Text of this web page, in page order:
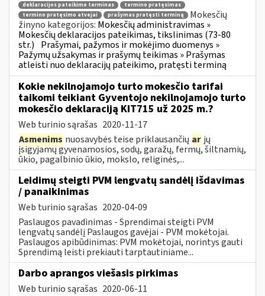
deklaracijos pateikimo terminas
termino pratęsimas
termino pratęsimo atvejai
prašymas pratęsti terminą
Mokesčių
žinyno kategorijos: Mokesčių administravimas »
Mokesčių deklaracijos pateikimas, tikslinimas (73-80
str.) Prašymai, pažymos ir mokėjimo duomenys »
Pažymų užsakymas ir prašymų teikimas » Prašymas
atleisti nuo deklaracijų pateikimo, pratęsti terminą
Kokie nekilnojamojo turto mokesčio tarifai
taikomi teikiant Gyventojo nekilnojamojo turto
mokesčio deklaraciją KIT715 už 2025 m.?
Web turinio sąrašas 2020-11-17
Asmenims nuosavybės teise priklausančių ar jų
įsigyjamų gyvenamosios, sodų, garažų, fermų, šiltnamių,
ūkio, pagalbinio ūkio, mokslo, religinės,...
Leidimų steigti PVM lengvatų sandėlį išdavimas
/ panaikinimas
Web turinio sąrašas 2020-04-09
Paslaugos pavadinimas - Sprendimai steigti PVM
lengvatų sandėlį Paslaugos gavėjai - PVM mokėtojai.
Paslaugos apibūdinimas: PVM mokėtojai, norintys gauti
Sprendimą leisti prekiauti tarptautiniame...
Darbo aprangos viešasis pirkimas
Web turinio sąrašas 2020-06-11